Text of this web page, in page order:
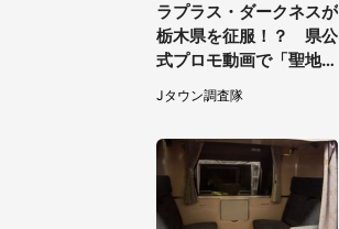
ラプラス・ダークネスが
栃木県を征服！？ 県公
式プロモ動画で「聖地」
が生産されてます【7／
31～1／31】
Jタウン調査隊